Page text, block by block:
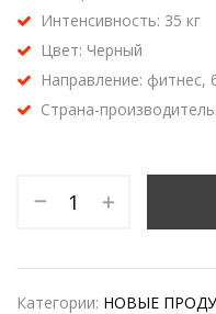
Интенсивность: 35 кг
Цвет: Черный
Направление: фитнес,
Страна-
Категории: НОВЫЕ